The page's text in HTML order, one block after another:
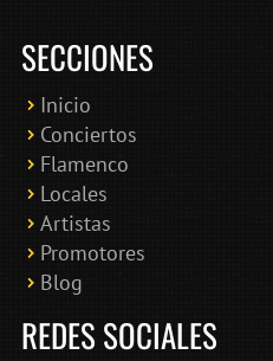
SECCIONES
Inicio
Conciertos
Flamenco
Locales
Artistas
Promotores
Blog
REDES SOCIALES